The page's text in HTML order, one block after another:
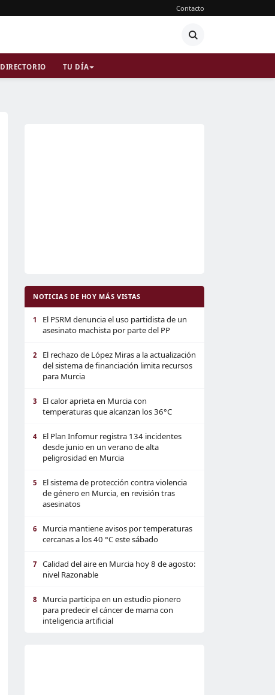
Contacto
DIRECTORIO TU DÍA
NOTICIAS DE HOY MÁS VISTAS
1
El PSRM denuncia el uso partidista de un
asesinato machista por parte del PP
2
El rechazo de López Miras a la actualización
del sistema de financiación limita recursos
para Murcia
3
El calor aprieta en Murcia con
temperaturas que alcanzan los 36°C
4
El Plan Infomur registra 134 incidentes
desde junio en un verano de alta
peligrosidad en Murcia
5
El sistema de protección contra violencia
de género en Murcia, en revisión tras
asesinatos
6
Murcia mantiene avisos por temperaturas
cercanas a los 40 °C este sábado
7
Calidad del aire en Murcia hoy 8 de agosto:
nivel Razonable
8
Murcia participa en un estudio pionero
para predecir el cáncer de mama con
inteligencia artificial